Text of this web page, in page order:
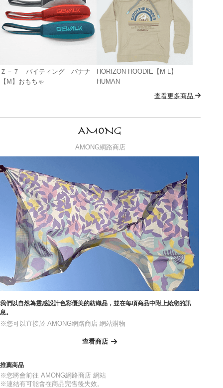
Ｚ－７ バイティング バナナ
【M】おもちゃ
HORIZON HOODIE【M L】
HUMAN
查看更多商品
AMONG網路商店
我們以自然為靈感設計色彩優美的紡織品，並在每項商品中附上給您的訊
息。
※您可以直接於 AMONG網路商店 網站購物
查看商店
推薦商品
※您將會前往 AMONG網路商店 網站
※連結有可能會在商品完售後失效。